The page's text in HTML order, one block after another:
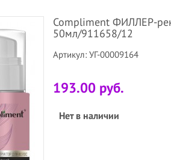
Compliment ФИЛЛЕР-
50мл/911658/12
Артикул: УГ-00009164
193.00 руб.
Нет в наличии